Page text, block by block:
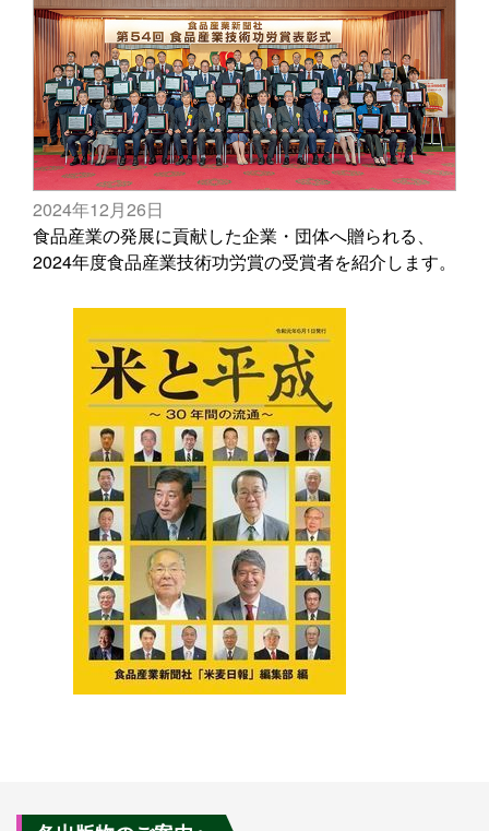
2024年12月26日
食品産業の発展に貢献した企業・団体へ贈られる、
2024年度食品産業技術功労賞の受賞者を紹介します。